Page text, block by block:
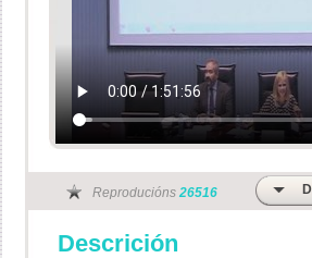
Reproducións 26516
Descrición